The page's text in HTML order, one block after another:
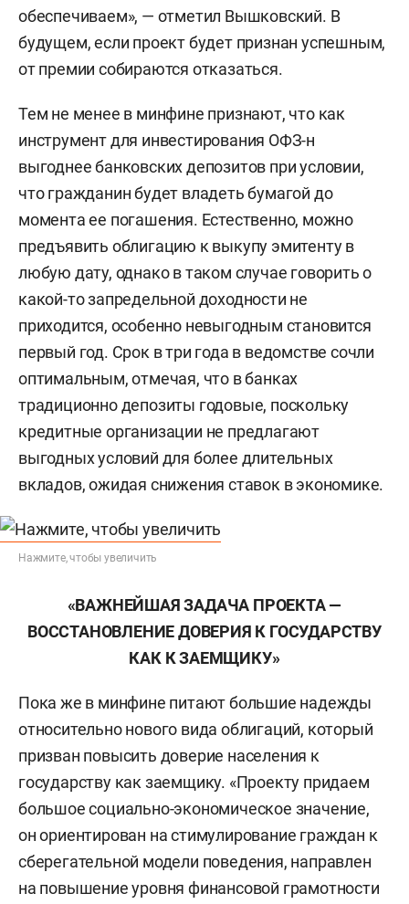
обеспечиваем», — отметил Вышковский. В
будущем, если проект будет признан успешным,
от премии собираются отказаться.
Тем не менее в минфине признают, что как
инструмент для инвестирования ОФЗ-н
выгоднее банковских депозитов при условии,
что гражданин будет владеть бумагой до
момента ее погашения. Естественно, можно
предъявить облигацию к выкупу эмитенту в
любую дату, однако в таком случае говорить о
какой-то запредельной доходности не
приходится, особенно невыгодным становится
первый год. Срок в три года в ведомстве сочли
оптимальным, отмечая, что в банках
традиционно депозиты годовые, поскольку
кредитные организации не предлагают
выгодных условий для более длительных
вкладов, ожидая снижения ставок в экономике.
Нажмите, чтобы увеличить
«ВАЖНЕЙШАЯ ЗАДАЧА ПРОЕКТА —
ВОССТАНОВЛЕНИЕ ДОВЕРИЯ К ГОСУДАРСТВУ
КАК К ЗАЕМЩИКУ»
Пока же в минфине питают большие надежды
относительно нового вида облигаций, который
призван повысить доверие населения к
государству как заемщику. «Проекту придаем
большое социально-экономическое значение,
он ориентирован на стимулирование граждан к
сберегательной модели поведения, направлен
на повышение уровня финансовой грамотности